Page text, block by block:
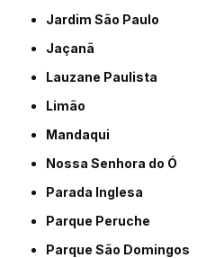
Jardim São Paulo
Jaçanã
Lauzane Paulista
Limão
Mandaqui
Nossa Senhora do Ó
Parada Inglesa
Parque Peruche
Parque São Domingos